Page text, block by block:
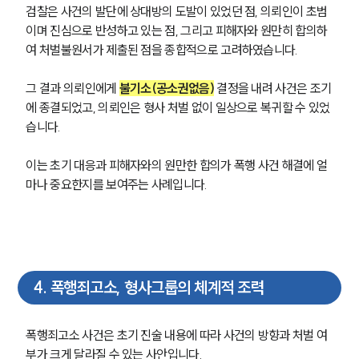
AI대륜
형사 주요 업무사례
사례분석/최신동향
형사소송·상담후기
전체
형사전문변호사
검찰은 사건의 발단에 상대방의 도발이 있었던 점, 의뢰인이 초범
이며 진심으로 반성하고 있는 점, 그리고 피해자와 원만히 합의하
여 처벌불원서가 제출된 점을 종합적으로 고려하였습니다.
그 결과 의뢰인에게 불기소(공소권없음) 결정을 내려 사건은 조기
에 종결되었고, 의뢰인은 형사 처벌 없이 일상으로 복귀할 수 있었
습니다.
이는 초기 대응과 피해자와의 원만한 합의가 폭행 사건 해결에 얼
마나 중요한지를 보여주는 사례입니다.
4. 폭행죄고소, 형사그룹의 체계적 조력
폭행죄고소 사건은 초기 진술 내용에 따라 사건의 방향과 처벌 여
부가 크게 달라질 수 있는 사안입니다.